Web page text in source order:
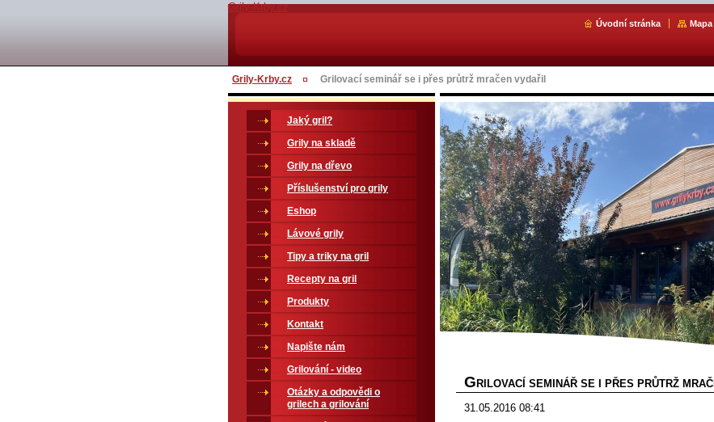
Grily-Krby.cz
Úvodní stránka
Grily-Krby.cz Grilovací seminář se i přes průtrž mračen vydařil
G RILOVACÍ SEMINÁŘ SE I PŘES PRŮTRŽ
31.05.2016 08:41
Jaký gril?
Grily na skladě
Grily na dřevo
Příslušenství pro grily
Eshop
Lávové grily
Tipy a triky na gril
Recepty na gril
Produkty
Kontakt
Napište nám
Grilování - video
Otázky a odpovědi o
grilech a grilování